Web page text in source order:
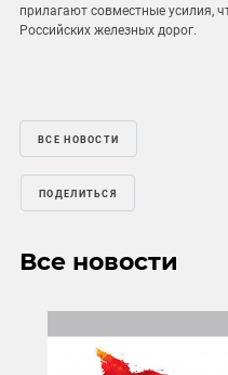
прилагают совместные усилия,
Российских железных дорог.
ВСЕ НОВОСТИ
ПОДЕЛИТЬСЯ
Все новости